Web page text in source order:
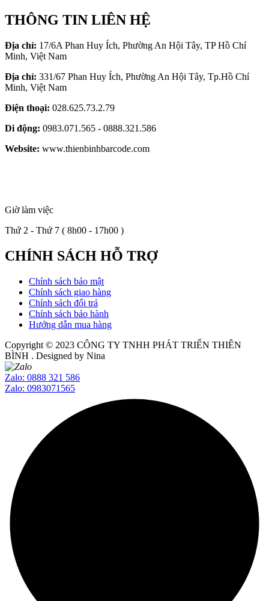
THÔNG TIN LIÊN HỆ
Địa chỉ: 17/6A Phan Huy Ích, Phường An Hội Tây, TP Hồ Chí
Minh, Việt Nam
Địa chỉ: 331/67 Phan Huy Ích, Phường An Hội Tây, Tp.Hồ Chí
Minh, Việt Nam
Điện thoại: 028.625.73.2.79
Di động: 0983.071.565 - 0888.321.586
Website: www.thienbinhbarcode.com
Giờ làm việc
Thứ 2 - Thứ 7 ( 8h00 - 17h00 )
CHÍNH SÁCH HỖ TRỢ
Chính sách bảo mật
Chính sách giao hàng
Chính sách đổi trả
Chính sách bảo hành
Hướng dẫn mua hàng
Copyright © 2023 CÔNG TY TNHH PHÁT TRIỂN THIÊN
BÌNH . Designed by Nina
Zalo: 0888 321 586
Zalo: 0983071565